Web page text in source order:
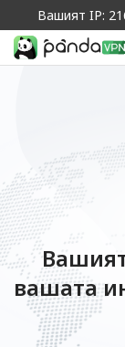
Вашият IP:
вашата